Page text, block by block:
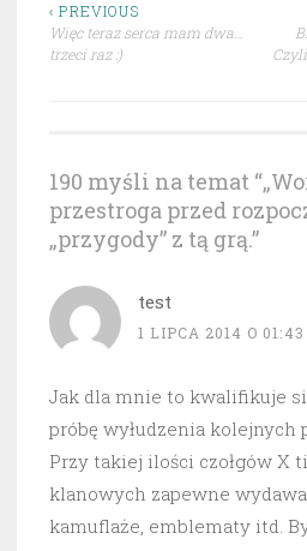
Nawigacja
wpisu
‹ PREVIOUS
Więc teraz serca mam dwa…
trzeci raz :)
190 myśli na temat “
przestroga przed
„przygody” z tą grą.”
test
1 LIPCA 2014 O 01:43
Jak dla mnie to kwalifikuje
próbę wyłudzenia kolejnych
Przy takiej ilości czołgów X
klanowych zapewne
kamuflaże, emblematy itd.